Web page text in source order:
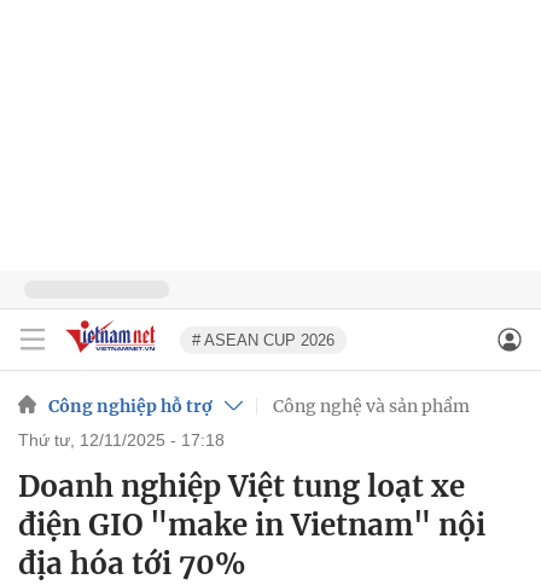
# ASEAN CUP 2026
Công nghiệp hỗ trợ Công nghệ và sản phẩm
thứ tư, 12/11/2025 - 17:18
Doanh nghiệp Việt tung loạt xe
điện GIO "make in Vietnam" nội
địa hóa tới 70%